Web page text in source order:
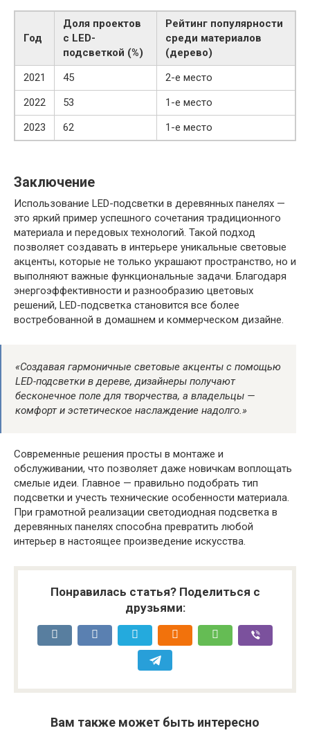
Год
Доля проектов
с LED-
подсветкой (%)
Рейтинг популярности
среди материалов
(дерево)
2021
45
2-е место
2022
53
1-е место
2023
62 1-е место
Заключение
Использование LED-подсветки в деревянных панелях —
это яркий пример успешного сочетания традиционного
материала и передовых технологий. Такой подход
позволяет создавать в интерьере уникальные световые
акценты, которые не только украшают пространство, но и
выполняют важные функциональные задачи. Благодаря
энергоэффективности и разнообразию цветовых
решений, LED-подсветка становится все более
востребованной в домашнем и коммерческом дизайне.
«Создавая гармоничные световые акценты с помощью
LED-подсветки в дереве, дизайнеры получают
бесконечное поле для творчества, а владельцы —
комфорт и эстетическое наслаждение надолго.»
Современные решения просты в монтажe и
обслуживании, что позволяет даже новичкам воплощать
смелые идеи. Главное — правильно подобрать тип
подсветки и учесть технические особенности материала.
При грамотной реализации светодиодная подсветка в
деревянных панелях способна превратить любой
интерьер в настоящее произведение искусства.
Понравилась статья? Поделиться с
друзьями:
Вам также может быть интересно